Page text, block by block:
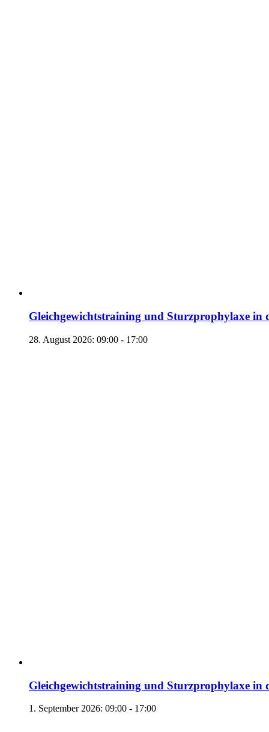
Gleichgewichtstraining und Sturzprophylaxe in
28. August 2026: 09:00 - 17:00
Gleichgewichtstraining und Sturzprophylaxe in
1. September 2026: 09:00 - 17:00